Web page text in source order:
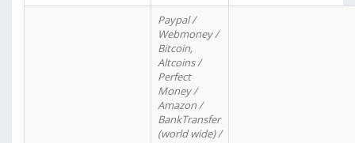
Paypal /
Webmoney /
Bitcoin,
Altcoins /
Perfect
Money /
Amazon /
BankTransfer
(world wide) /